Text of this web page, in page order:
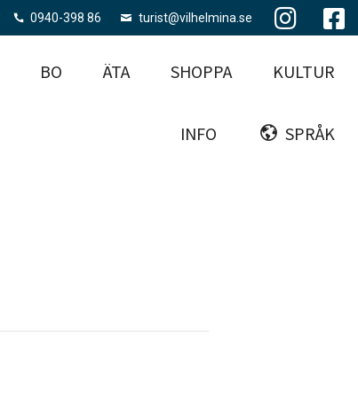
0940-398 86 turist@vilhelmina.se
BO ÄTA SHOPPA KULTUR
INFO SPRÅK